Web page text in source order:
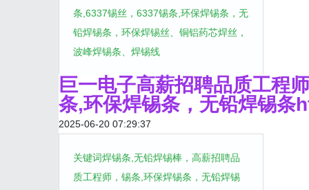
条,6337锡丝，6337锡条,环保焊锡条，无
铅焊锡条，环保焊锡丝、铜铝药芯焊丝，
波峰焊锡条、焊锡线
巨一电子高薪招聘品质工程
条,环保焊锡条，无铅焊锡
2025-06-20 07:29:37
关键词焊锡条,无铅焊锡棒，高薪招聘品
质工程师，锡条,环保焊锡条，无铅焊锡